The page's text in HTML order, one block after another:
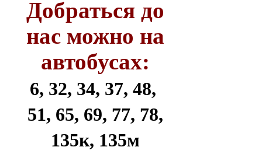
Добраться до
нас можно на
автобусах:
6, 32, 34, 37, 48,
51, 65, 69, 77, 78,
135к, 135м